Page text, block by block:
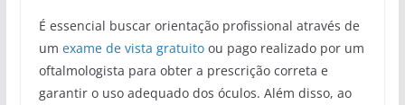
É essencial buscar orientação profissional através de
um exame de vista gratuitoou pago realizado por um
oftalmologista para obter a prescrição correta e
garantir o uso adequado dos óculos. Além disso, ao